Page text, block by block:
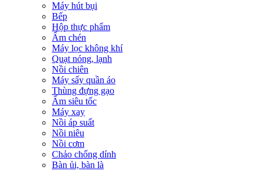
Máy hút bụi
Bếp
Hộp thực phẩm
Ấm chén
Máy lọc không khí
Quạt nóng, lạnh
Nồi chiên
Máy sấy quần áo
Thùng đựng gạo
Ấm siêu tốc
Máy xay
Nồi áp suất
Nồi niêu
Nồi cơm
Chảo chống dính
Bàn ủi, bàn là